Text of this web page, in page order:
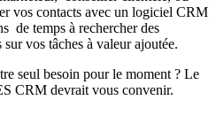
vos contacts avec un logiciel CRM
de temps à rechercher des
vos tâches à valeur ajoutée.
seul besoin pour le moment ? Le
CRM devrait vous convenir.